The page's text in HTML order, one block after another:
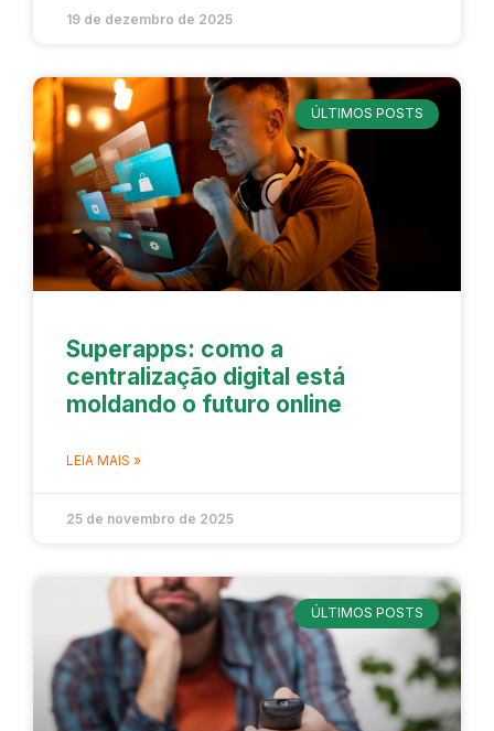
19 de dezembro de 2025
ÚLTIMOS POSTS
Superapps: como a
centralização digital está
moldando o futuro online
LEIA MAIS »
25 de novembro de 2025
ÚLTIMOS POSTS